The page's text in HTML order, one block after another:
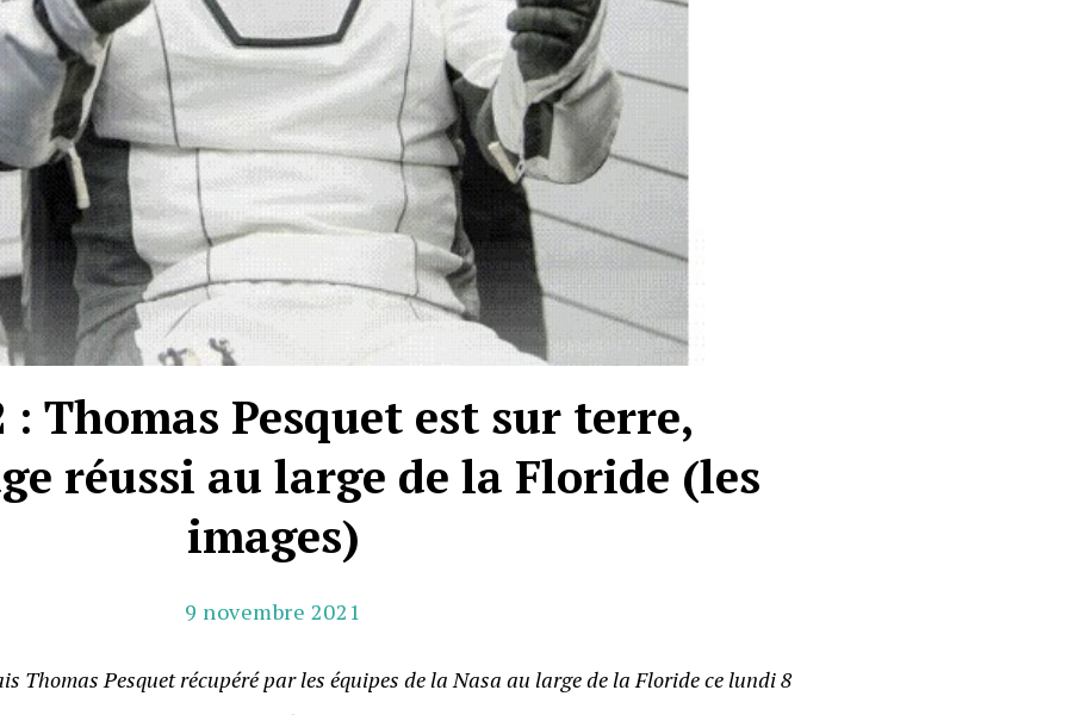
: Thomas Pesquet est sur terre,
réussi au large de la Floride (les
images)
9 novembre 2021
Thomas Pesquet récupéré par les équipes de la Nasa au large de la Floride ce lundi 8